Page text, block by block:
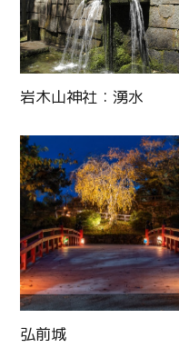
岩木山神社：湧水
弘前城